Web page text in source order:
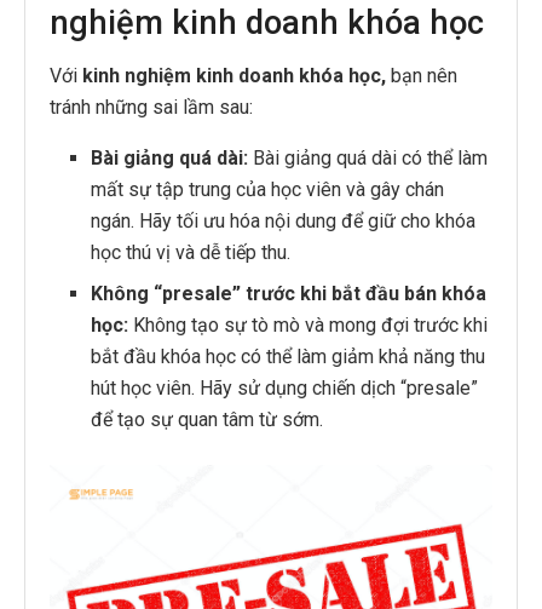
nghiệm kinh doanh khóa học
Với kinh nghiệm kinh doanh khóa học, bạn nên
tránh những sai lầm sau:
Bài giảng quá dài: Bài giảng quá dài có thể làm
mất sự tập trung của học viên và gây chán
ngán. Hãy tối ưu hóa nội dung để giữ cho khóa
học thú vị và dễ tiếp thu.
Không “presale” trước khi bắt đầu bán khóa
học: Không tạo sự tò mò và mong đợi trước khi
bắt đầu khóa học có thể làm giảm khả năng thu
hút học viên. Hãy sử dụng chiến dịch “presale”
để tạo sự quan tâm từ sớm.